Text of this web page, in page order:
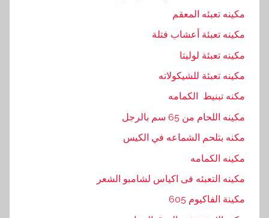
مكينه تعبئه المعقم
مكينه تعبئة أعشاب فتلة
مكينه تعبئة لوليتا
مكينه تعبئة للشيكولاته
مكنه تبنيط الكمامه
مكينه اللحام من 65 سم بالرجل
مكنه بتلحم الشماعه في الكيس
مكينه الكمامه
مكينه التعبئه فى اكياس لشامبو الشعر
مكينة الفاكيوم 605